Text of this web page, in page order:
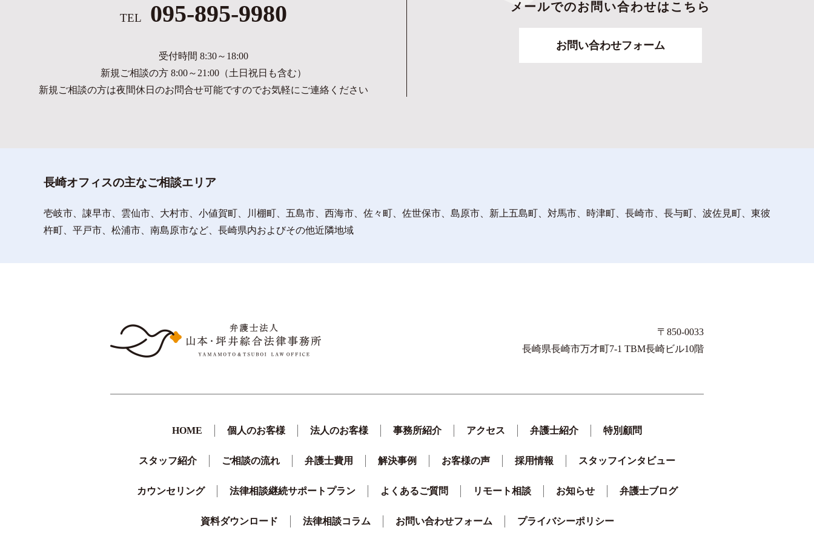
TEL 095-895-9980
受付時間 8:30～18:00
新規ご相談の方 8:00～21:00（土日祝日も含む）
新規ご相談の方は夜間休日のお問合せ可能ですのでお気軽にご連絡ください
メールでのお問い合わせはこちら
お問い合わせフォーム
長崎オフィスの主なご相談エリア
壱岐市、諌早市、雲仙市、大村市、小値賀町、川棚町、五島市、西海市、佐々町、佐世保市、島原市、新上五島町、対馬市、時津町、長崎市、長与町、波佐見町、東彼
杵町、平戸市、松浦市、南島原市など、長崎県内およびその他近隣地域
〒850-0033
長崎県長崎市万才町7-1 TBM長崎ビル10階
HOME 個人のお客様 法人のお客様 事務所紹介 アクセス 弁護士紹介 特別顧問
スタッフ紹介 ご相談の流れ 弁護士費用 解決事例 お客様の声 採用情報 スタッフインタビュー
カウンセリング 法律相談継続サポートプラン よくあるご質問 リモート相談 お知らせ 弁護士ブログ
資料ダウンロード 法律相談コラム お問い合わせフォーム プライバシーポリシー